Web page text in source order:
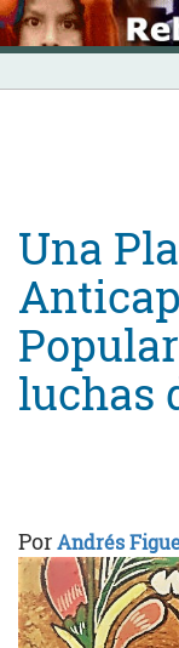
Skip
to
content
INICIO
Una
luchas
PorAndrés